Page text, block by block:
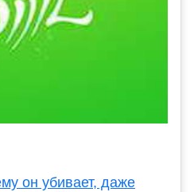
он убивает, даже